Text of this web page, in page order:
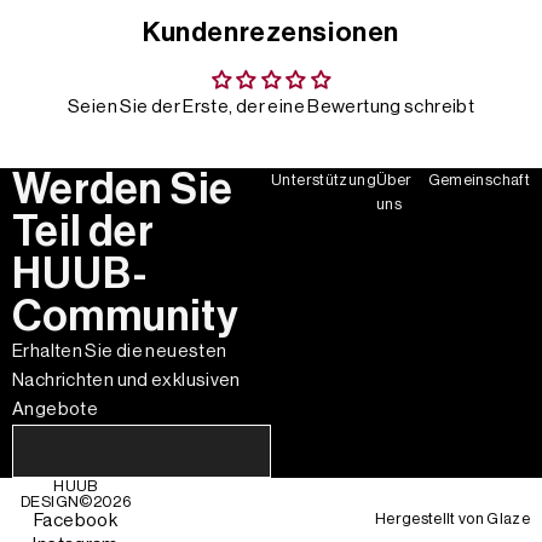
Kundenrezensionen
Seien Sie der Erste, der eine Bewertung schreibt
Werden Sie
Teil der
HUUB-
Community
Erhalten Sie die neuesten
Nachrichten und exklusiven
Angebote
UnterstützungÜber
uns
Gemeinschaft
HUUB
DESIGN©2026
Facebook
Hergestellt vonGlaze